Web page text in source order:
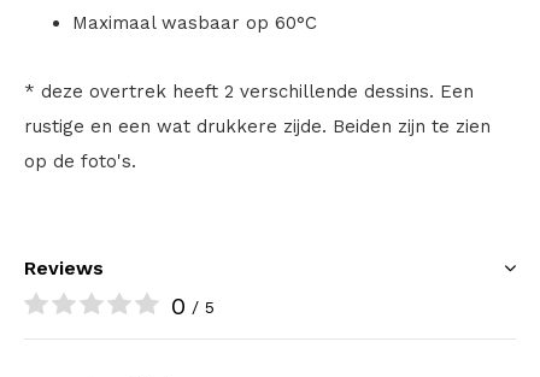
Maximaal wasbaar op 60°C
* deze overtrek heeft 2 verschillende dessins. Een
rustige en een wat drukkere zijde. Beiden zijn te zien
op de foto's.
Reviews
0 / 5